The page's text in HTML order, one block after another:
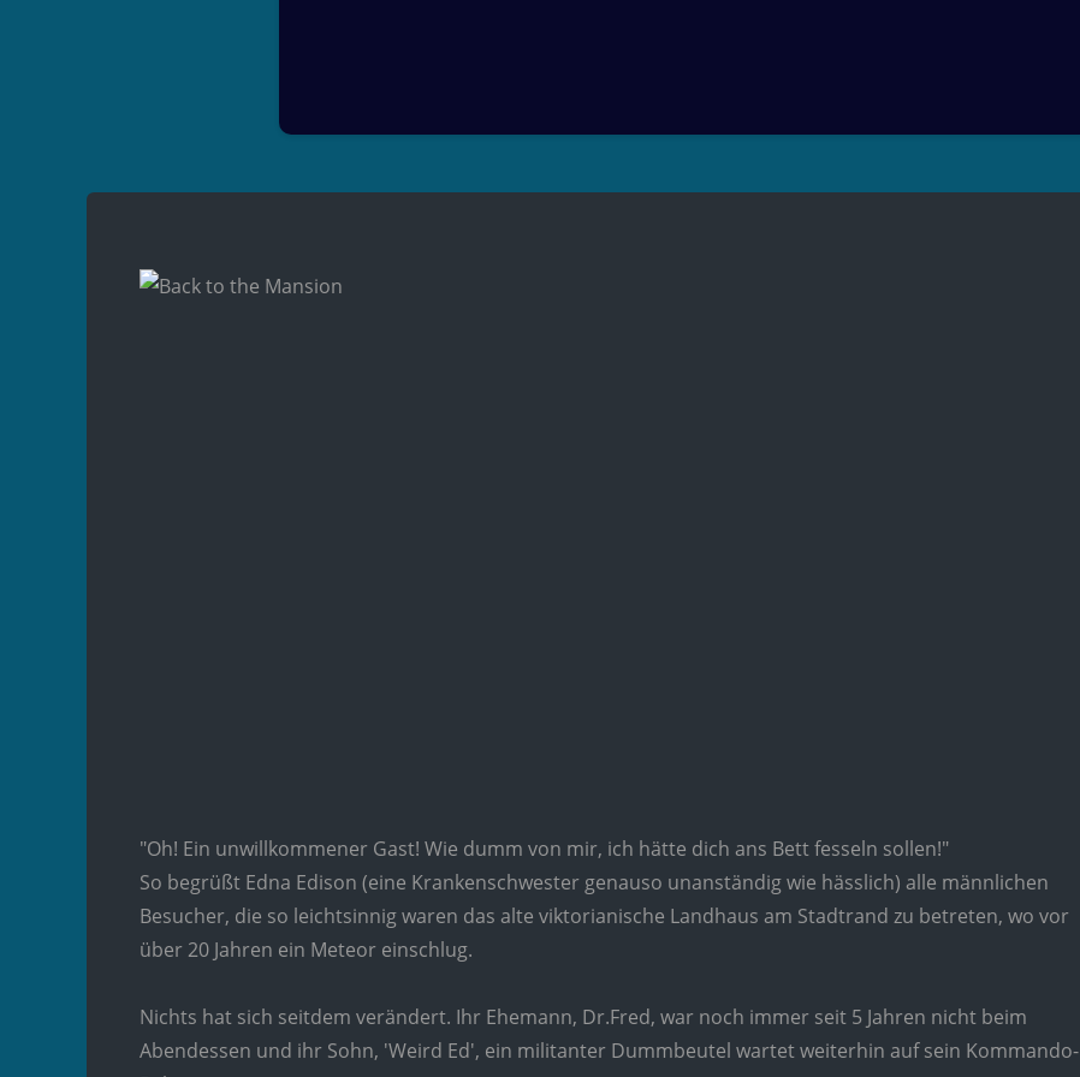
"Oh! Ein unwillkommener Gast! Wie dumm von mir, ich hätte dich ans Bett fesseln sollen!"
So begrüßt Edna Edison (eine Krankenschwester genauso unanständig wie hässlich) alle männlichen
Besucher, die so leichtsinnig waren das alte viktorianische Landhaus am Stadtrand zu betreten, wo vor
über 20 Jahren ein Meteor einschlug.
Nichts hat sich seitdem verändert. Ihr Ehemann, Dr.Fred, war noch immer seit 5 Jahren nicht beim
Abendessen und ihr Sohn, 'Weird Ed', ein militanter Dummbeutel wartet weiterhin auf sein Kommando-